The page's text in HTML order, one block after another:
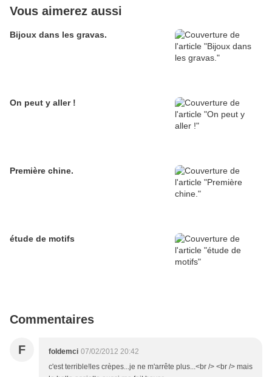
Vous aimerez aussi
Bijoux dans les gravas.
On peut y aller !
Première chine.
étude de motifs
Commentaires
F foldemci 07/02/2012 20:42
c'est terrible!les crèpes...je ne m'arrête plus...<br /> <br /> mais